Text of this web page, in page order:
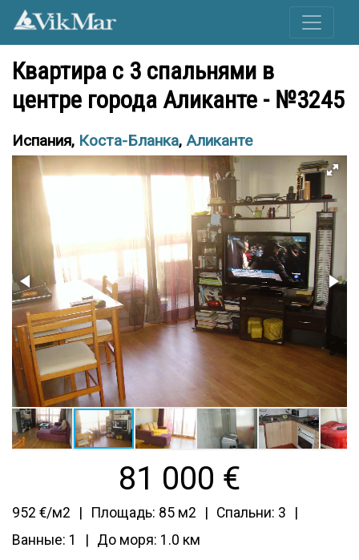
Квартира с 3 спальнями в
центре города Аликанте - №3245
Испания, Коста-Бланка, Аликанте
81 000 €
952 €/м2 Площадь: 85 м2
Спальни: 3
Ванные: 1
До моря: 1.0 км